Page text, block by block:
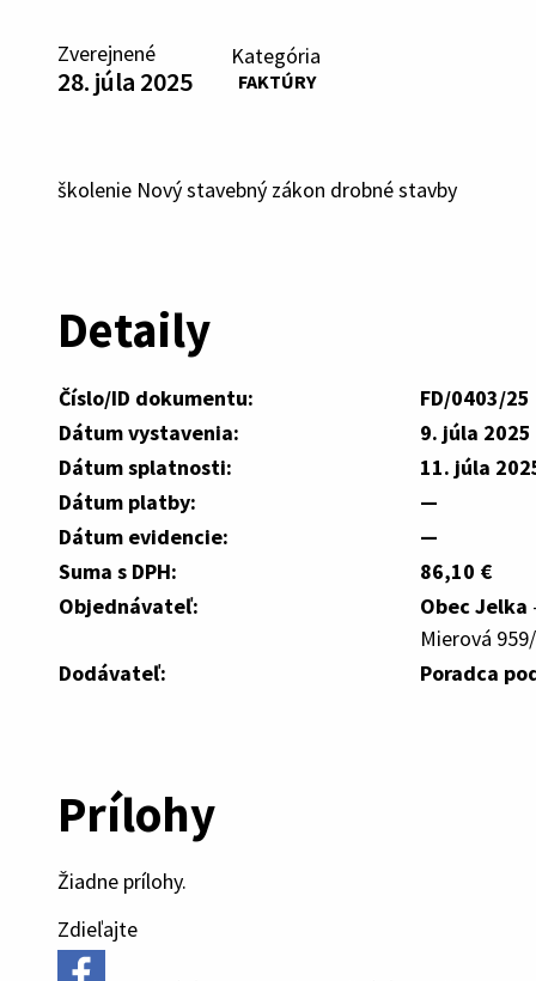
Zverejnené
28. júla 2025
Kategória
FAKTÚRY
školenie Nový stavebný zákon drobné stavby
Detaily
Číslo/ID dokumentu:
FD/0403/25
Dátum vystavenia:
9. júla 2025
Dátum splatnosti:
11. júla
Dátum platby:
—
Dátum evidencie:
—
Suma s DPH:
86,10 €
Objednávateľ:
Obec Jelka
Mierová
Dodávateľ:
Poradca
Prílohy
Žiadne prílohy.
Zdieľajte